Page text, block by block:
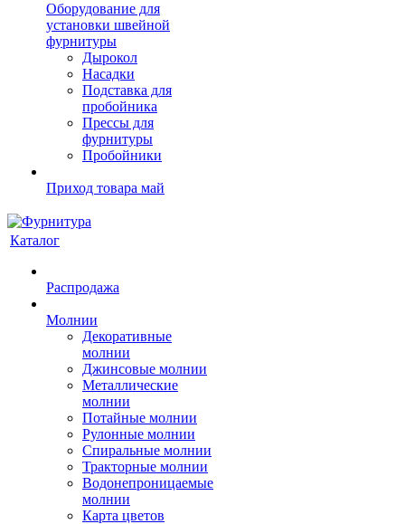
Оборудование для
установки швейной
фурнитуры
Дырокол
Насадки
Подставка для
пробойника
Прессы для
фурнитуры
Пробойники
Приход товара май
Каталог
Распродажа
Молнии
Декоративные
молнии
Джинсовые молнии
Металлические
молнии
Потайные молнии
Рулонные молнии
Спиральные молнии
Тракторные молнии
Водонепроницаемые
молнии
Карта цветов